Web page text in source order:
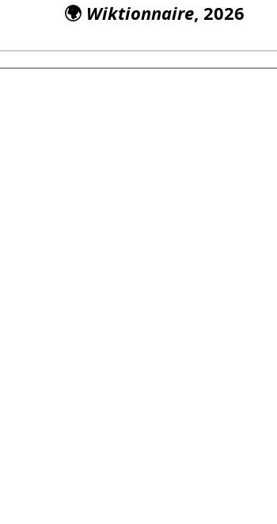
🌍 Wiktionnaire, 2026